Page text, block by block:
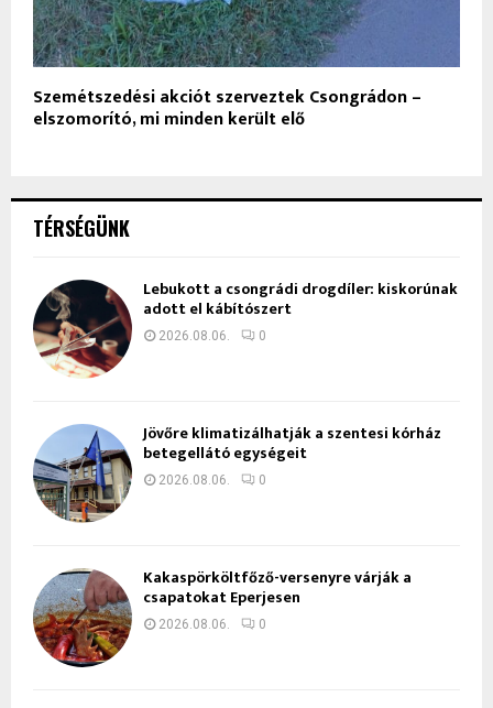
Szemétszedési akciót szerveztek Csongrádon –
elszomorító, mi minden került elő
TÉRSÉGÜNK
Lebukott a csongrádi drogdíler: kiskorúnak
adott el kábítószert
2026.08.06. 0
Jövőre klimatizálhatják a szentesi kórház
betegellátó egységeit
2026.08.06. 0
Kakaspörköltfőző-versenyre várják a
csapatokat Eperjesen
2026.08.06. 0